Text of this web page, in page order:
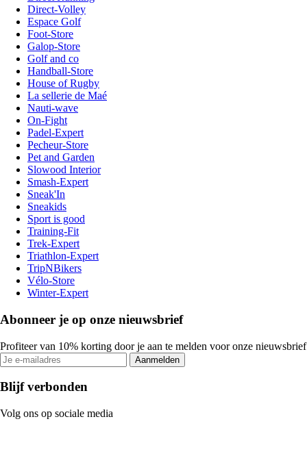
Direct-Volley
Espace Golf
Foot-Store
Galop-Store
Golf and co
Handball-Store
House of Rugby
La sellerie de Maé
Nauti-wave
On-Fight
Padel-Expert
Pecheur-Store
Pet and Garden
Slowood Interior
Smash-Expert
Sneak'In
Sneakids
Sport is good
Training-Fit
Trek-Expert
Triathlon-Expert
TripNBikers
Vélo-Store
Winter-Expert
Abonneer je op onze nieuwsbrief
Profiteer van 10% korting door je aan te melden voor onze nieuwsbrief
Aanmelden
Blijf verbonden
Volg ons op sociale media